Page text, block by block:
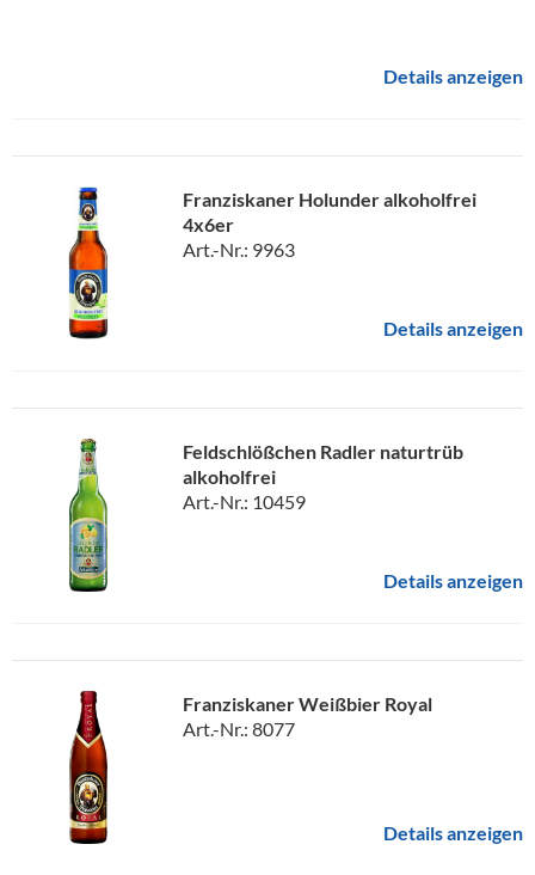
Details anzeigen
Franziskaner Holunder alkoholfrei
4x6er
Art.-Nr.: 9963
Details anzeigen
Feldschlößchen Radler naturtrüb
alkoholfrei
Art.-Nr.: 10459
Details anzeigen
Franziskaner Weißbier Royal
Art.-Nr.: 8077
Details anzeigen